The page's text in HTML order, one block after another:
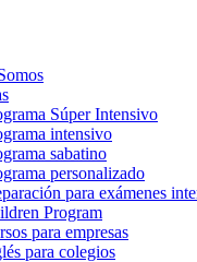
Súper Intensivo
intensivo
sabatino
personalizado
para exámenes
Program
para empresas
para colegios